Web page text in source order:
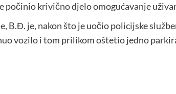
počinio krivično djelo omogućavanje
B.Đ. je, nakon što je uočio policijske
vozilo i tom prilikom oštetio jedno